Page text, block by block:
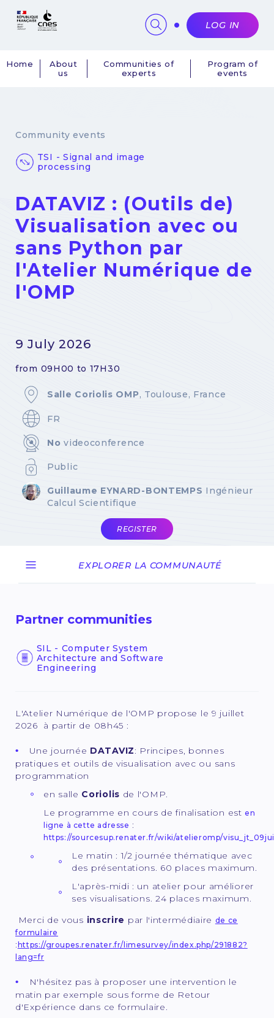
Navigation
Home
About
us
Communities of
experts
Program of
events
LOG IN
Community events
TSI - Signal and image
processing
DATAVIZ : (Outils de)
Visualisation avec ou
sans Python par
l'Atelier Numérique de
l'OMP
9 July 2026
from 09H00 to 17H30
Salle Coriolis OMP, Toulouse, France
FR
No videoconference
Public
Guillaume EYNARD-BONTEMPS Ingénieur
Calcul Scientifique
REGISTER
EXPLORER LA COMMUNAUTÉ
Partner communities
SIL - Computer System
Architecture and Software
Engineering
L'Atelier Numérique de l'OMP propose le 9 juillet
2026 à partir de 08h45 :
Une journée DATAVIZ: Principes, bonnes
pratiques et outils de visualisation avec ou sans
programmation
en salle Coriolis de l'OMP.
Le programme en cours de finalisation esten
ligne à cette adresse :
https://sourcesup.renater.fr/wiki/atelieromp/
Le matin : 1/2 journée thématique avec
des présentations. 60 places maximum.
L'après-midi : un atelier pour améliorer
ses visualisations. 24 places maximum.
Merci de vous inscrire par l'intermédiaire de ce
formulaire
: https://groupes.renater.fr/limesurvey/index.php/291882?
lang=fr
N'hésitez pas à proposer une intervention le
matin par exemple sous forme de Retour
d'Expérience dans ce formulaire.